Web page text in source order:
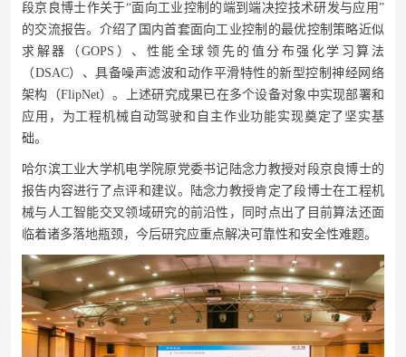
段京良博士作关于“面向工业控制的端到端决控技术研发与应用”
的交流报告。介绍了国内首套面向工业控制的最优控制策略近似
求解器（GOPS）、性能全球领先的值分布强化学习算法
（DSAC）、具备噪声滤波和动作平滑特性的新型控制神经网络
架构（FlipNet）。上述研究成果已在多个设备对象中实现部署和
应用，为工程机械自动驾驶和自主作业功能实现奠定了坚实基
础。
哈尔滨工业大学机电学院原党委书记陆念力教授对段京良博士的
报告内容进行了点评和建议。陆念力教授肯定了段博士在工程机
械与人工智能交叉领域研究的前沿性，同时点出了目前算法还面
临着诸多落地瓶颈，今后研究应重点解决可靠性和安全性难题。